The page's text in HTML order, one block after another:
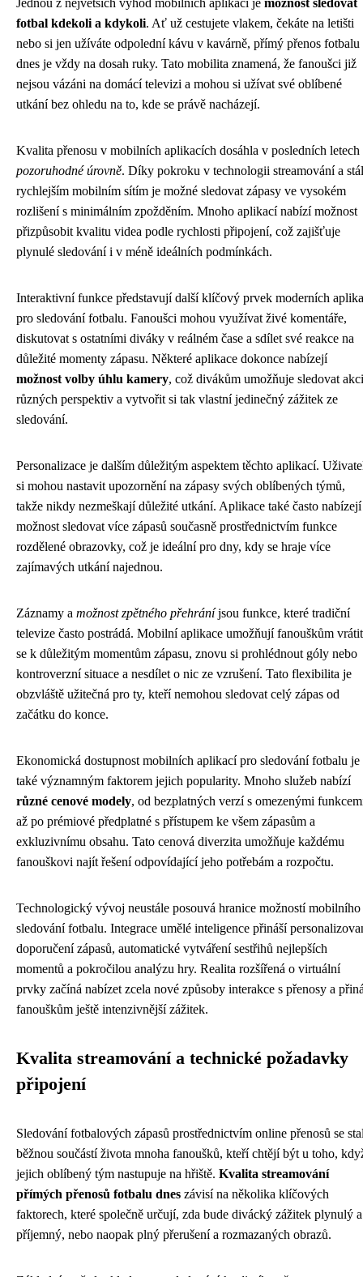
Jednou z největších výhod mobilních aplikací je možnost sledovat
fotbal kdekoli a kdykoli. Ať už cestujete vlakem, čekáte na letišti
nebo si jen užíváte odpolední kávu v kavárně, přímý přenos fotbalu
dnes je vždy na dosah ruky. Tato mobilita znamená, že fanoušci již
nejsou vázáni na domácí televizi a mohou si užívat své oblíbené
utkání bez ohledu na to, kde se právě nacházejí.
Kvalita přenosu v mobilních aplikacích dosáhla v posledních letech
pozoruhodné úrovně. Díky pokroku v technologii streamování a
rychlejším mobilním sítím je možné sledovat zápasy ve vysokém
rozlišení s minimálním zpožděním. Mnoho aplikací nabízí možnost
přizpůsobit kvalitu videa podle rychlosti připojení, což zajišťuje
plynulé sledování i v méně ideálních podmínkách.
Interaktivní funkce představují další klíčový prvek moderních
pro sledování fotbalu. Fanoušci mohou využívat živé komentáře,
diskutovat s ostatními diváky v reálném čase a sdílet své reakce na
důležité momenty zápasu. Některé aplikace dokonce nabízejí
možnost volby úhlu kamery, což divákům umožňuje sledovat
různých perspektiv a vytvořit si tak vlastní jedinečný zážitek ze
sledování.
Personalizace je dalším důležitým aspektem těchto aplikací.
si mohou nastavit upozornění na zápasy svých oblíbených týmů,
takže nikdy nezmeškají důležité utkání. Aplikace také často nabízejí
možnost sledovat více zápasů současně prostřednictvím funkce
rozdělené obrazovky, což je ideální pro dny, kdy se hraje více
zajímavých utkání najednou.
Záznamy a možnost zpětného přehráníjsou funkce, které tradiční
televize často postrádá. Mobilní aplikace umožňují fanouškům vrátit
se k důležitým momentům zápasu, znovu si prohlédnout góly nebo
kontroverzní situace a nesdílet o nic ze vzrušení. Tato flexibilita je
obzvláště užitečná pro ty, kteří nemohou sledovat celý zápas od
začátku do konce.
Ekonomická dostupnost mobilních aplikací pro sledování fotbalu je
také významným faktorem jejich popularity. Mnoho služeb nabízí
různé cenové modely, od bezplatných verzí s omezenými
až po prémiové předplatné s přístupem ke všem zápasům a
exkluzivnímu obsahu. Tato cenová diverzita umožňuje každému
fanouškovi najít řešení odpovídající jeho potřebám a rozpočtu.
Technologický vývoj neustále posouvá hranice možností mobilního
sledování fotbalu. Integrace umělé inteligence přináší
doporučení zápasů, automatické vytváření sestřihů nejlepších
momentů a pokročilou analýzu hry. Realita rozšířená o virtuální
prvky začíná nabízet zcela nové způsoby interakce s přenosy a
fanouškům ještě intenzivnější zážitek.
Kvalita streamování a technické požadavky
připojení
Sledování fotbalových zápasů prostřednictvím online přenosů se
běžnou součástí života mnoha fanoušků, kteří chtějí být u toho,
jejich oblíbený tým nastupuje na hřiště. Kvalita streamování
přímých přenosů fotbalu dnes závisí na několika klíčových
faktorech, které společně určují, zda bude divácký zážitek plynulý a
příjemný, nebo naopak plný přerušení a rozmazaných obrazů.